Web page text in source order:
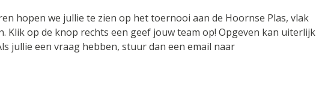
hopen we jullie te zien op het toernooi aan de Hoornse Plas, vlak
Klik op de knop rechts een geef jouw team op! Opgeven kan uiterlijk
jullie een vraag hebben, stuur dan een email naar